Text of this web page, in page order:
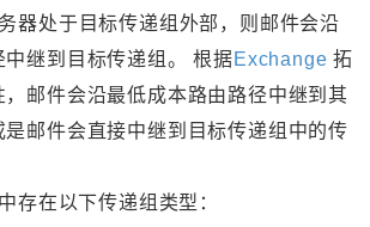
器处于目标传递组外部，则邮件会沿
继到目标传递组。 根据Exchange 拓
邮件会沿最低成本路由路径中继到其
邮件会直接中继到目标传递组中的传
存在以下传递组类型：